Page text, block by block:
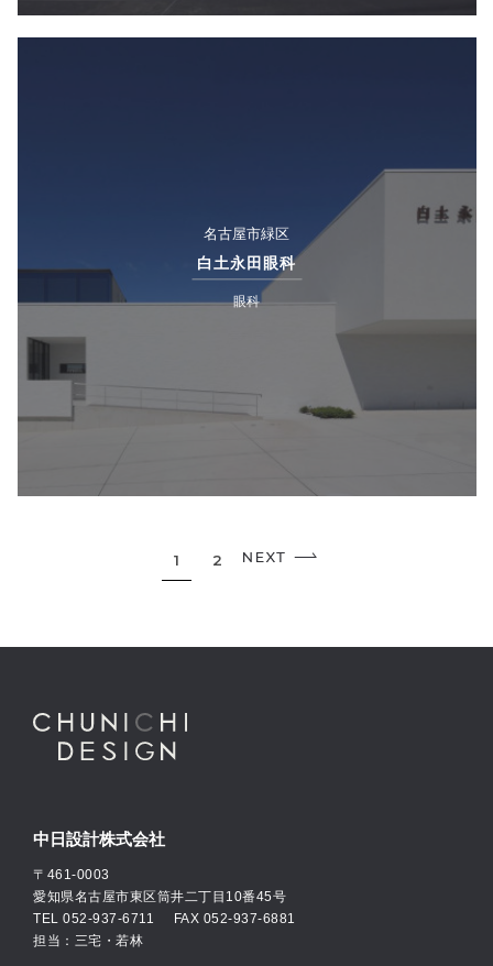
名古屋市緑区
白土永田眼科
眼科
1 2
中日設計株式会社
〒461-0003
愛知県名古屋市東区筒井二丁目10番45号
TEL 052-937-6711 FAX 052-937-6881
担当：三宅・若林